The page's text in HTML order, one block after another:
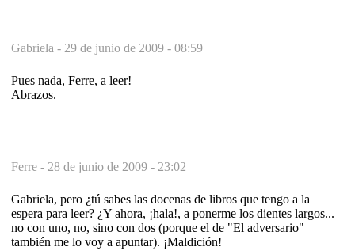
Gabriela - 29 de junio de 2009 - 08:59
Pues nada, Ferre, a leer!
Abrazos.
Ferre - 28 de junio de 2009 - 23:02
Gabriela, pero ¿tú sabes las docenas de libros que tengo a la
espera para leer? ¿Y ahora, ¡hala!, a ponerme los dientes largos...
no con uno, no, sino con dos (porque el de "El adversario"
también me lo voy a apuntar). ¡Maldición!